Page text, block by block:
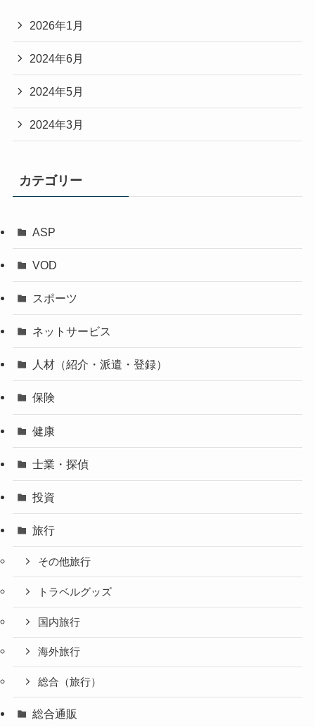
2026年1月
2024年6月
2024年5月
2024年3月
カテゴリー
ASP
VOD
スポーツ
ネットサービス
人材（紹介・派遣・登録）
保険
健康
士業・探偵
投資
旅行
その他旅行
トラベルグッズ
国内旅行
海外旅行
総合（旅行）
総合通販